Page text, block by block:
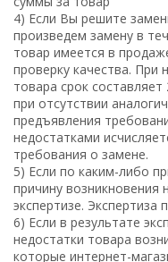
4) Если Вы решите
произведем замену в
товар имеется в
проверку качества. При
товара срок
при отсутствии
предъявления
недостатками
требования о замене.
5) Если по каким-либо
причину возникновения
экспертизе. Экспертиза
6) Если в результате
недостатки товара
которые интернет-